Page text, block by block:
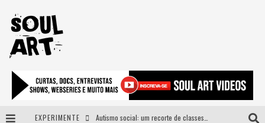
EXPERIMENTE